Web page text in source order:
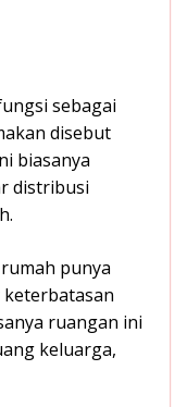
sebagai
disebut
biasanya
distribusi
punya
ruangan ini
keluarga,